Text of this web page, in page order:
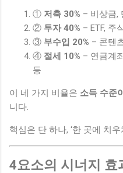
① 저축 30% – 비상금,
② 투자 40% – ETF, 주
③ 부수입 20% – 콘텐
④ 절세 10% – 연금계
등
이 네 가지 비율은 소득 수준
니다.
핵심은 단 하나, ‘한 곳에 치
4요소의 시너지 효